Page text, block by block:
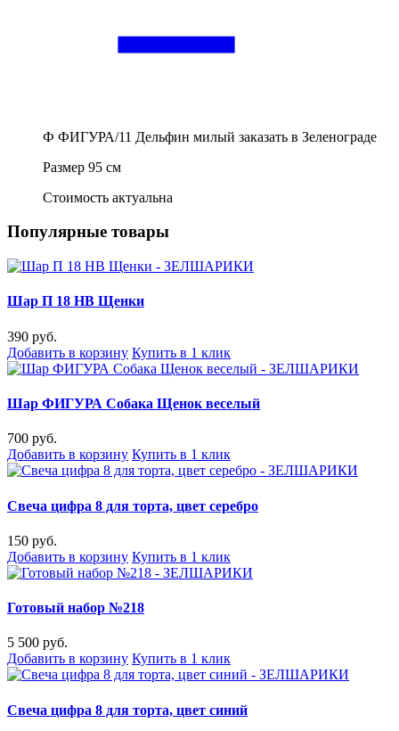
Ф ФИГУРА/11 Дельфин милый заказать в Зеленограде
Размер 95 см
Стоимость актуальна
Популярные товары
Шар П 18 HB Щенки
390 руб.
Добавить в корзину Купить в 1 клик
Шар ФИГУРА Собака Щенок веселый
700 руб.
Добавить в корзину Купить в 1 клик
Свеча цифра 8 для торта, цвет серебро
150 руб.
Добавить в корзину Купить в 1 клик
Готовый набор №218
5 500 руб.
Добавить в корзину Купить в 1 клик
Свеча цифра 8 для торта, цвет синий